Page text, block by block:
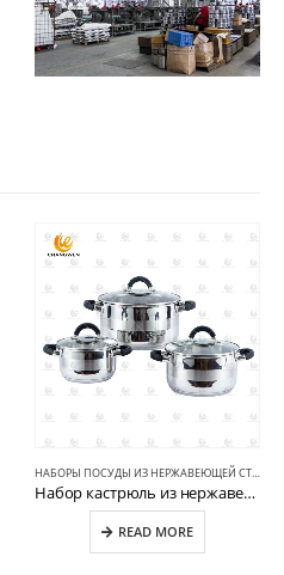
НАБОРЫ ПОСУДЫ ИЗ НЕРЖАВЕЮЩЕЙ СТАЛИ
Набор кастрюль из нержавеющей стали CW-B031-A
READ MORE